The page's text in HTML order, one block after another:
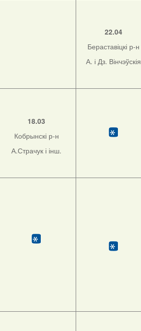
22.04
Бераставіцкі р-н
А. і Дз. Вінчэўскія
18.03
Кобрынскі р-н
А.Страчук і інш.